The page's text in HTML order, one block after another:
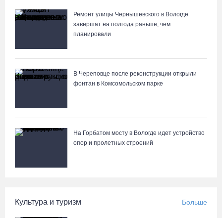
Ремонт улицы Чернышевского в Вологде
завершат на полгода раньше, чем
планировали
В Череповце после реконструкции открыли
фонтан в Комсомольском парке
На Горбатом мосту в Вологде идет устройство
опор и пролетных строений
Культура и туризм Больше